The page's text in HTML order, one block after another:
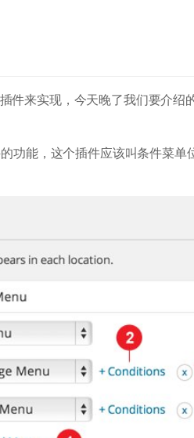
件来实现，今天晚了我们要介绍
功能，这个插件应该叫条件菜单